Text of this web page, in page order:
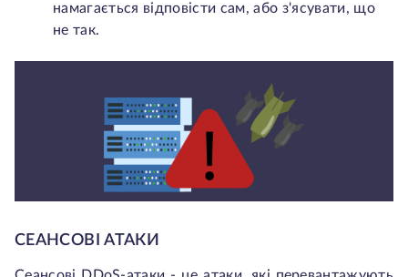
намагається відповісти сам, або з'ясувати, що
не так.
СЕАНСОВІ АТАКИ